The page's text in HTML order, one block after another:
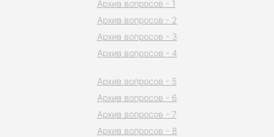
Архив вопросов - 1
Архив вопросов - 2
Архив вопросов - 3
Архив вопросов - 4
Архив вопросов - 5
Архив вопросов - 6
Архив вопросов - 7
Архив вопросов - 8